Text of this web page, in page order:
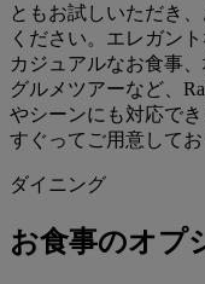
ともお試しいただき
ください。エレガン
カジュアルなお食事
グルメツアーなど、
やシーンにも対応で
すぐってご用意してお
ダイニング
お食事のオプ